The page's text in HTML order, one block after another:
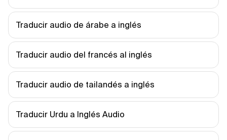
Traducir audio de árabe a inglés
Traducir audio del francés al inglés
Traducir audio de tailandés a inglés
Traducir Urdu a Inglés Audio